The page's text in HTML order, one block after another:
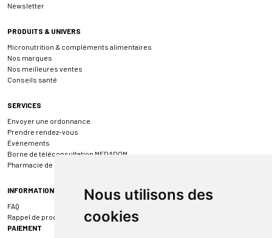
Nous utilisons des
cookies
Newsletter
PRODUITS & UNIVERS
Micronutrition & compléments alimentaires
Nos marques
Nos meilleures ventes
Conseils santé
SERVICES
Envoyer une ordonnance
Prendre rendez-vous
Événements
Borne de téléconsultation MEDADOM
Pharmacie de garde
INFORMATIONS
FAQ
Rappel de produit
PAIEMENT